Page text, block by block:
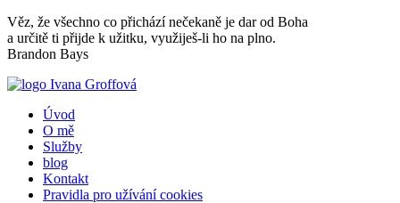
Přejít
k
obsahu
Věz, že všechno co přichází nečekaně je dar od Boha
a určitě ti přijde k užitku, využiješ-li ho na plno.
Brandon Bays
Úvod
O mě
Služby
blog
Kontakt
Pravidla pro užívání cookies